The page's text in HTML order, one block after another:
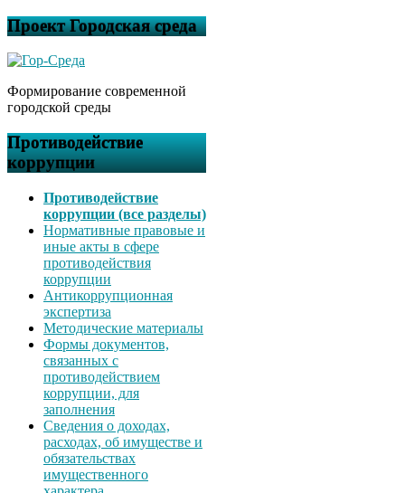
Проект Городская среда
Формирование современной
городской среды
Противодействие
коррупции
Противодействие
коррупции (все разделы)
Нормативные правовые и
иные акты в сфере
противодействия
коррупции
Антикоррупционная
экспертиза
Методические материалы
Формы документов,
связанных с
противодействием
коррупции, для
заполнения
Сведения о доходах,
расходах, об имуществе и
обязательствах
имущественного